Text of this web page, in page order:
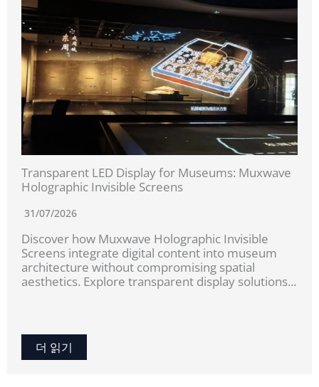
Transparent LED Display for Museums: Muxwave
Holographic Invisible Screens
31/07/2026
Discover how Muxwave Holographic Invisible
Screens integrate digital content into museum
architecture without compromising spatial
aesthetics. Explore transparent display solutions...
더 읽기